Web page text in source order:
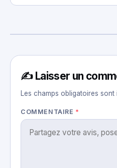
✍️ Laisser un
Les champs obligatoires sont
COMMENTAIRE *